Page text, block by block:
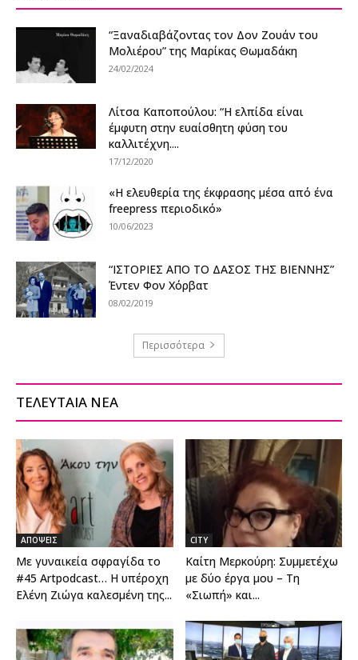
“Ξαναδιαβάζοντας τον Δον Ζουάν του
Μολιέρου” της Μαρίκας Θωμαδάκη
24/02/2024
Λίτσα Καποπούλου: “Η ελπίδα είναι
έμφυτη στην ευαίσθητη φύση του
καλλιτέχνη....
17/12/2020
«Η ελευθερία της έκφρασης μέσα από ένα
freepress περιοδικό»
10/06/2023
“ΙΣΤΟΡΙΕΣ ΑΠΟ ΤΟ ΔΑΣΟΣ ΤΗΣ ΒΙΕΝΝΗΣ”
Έντεν Φον Χόρβατ
08/02/2019
Περισσότερα
ΤΕΛΕΥΤΑΙΑ ΝΕΑ
ΑΠΟΨΕΙΣ
Με γυναικεία σφραγίδα το
#45 Artpodcast… Η υπέροχη
Ελένη Ζιώγα καλεσμένη της...
CITY
Καίτη Μερκούρη: Συμμετέχω
με δύο έργα μου – Τη
«Σιωπή» και...